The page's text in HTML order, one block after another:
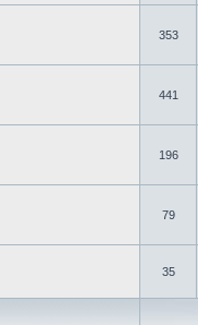
353
441
196
79
35